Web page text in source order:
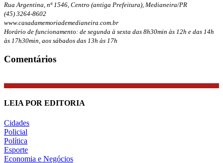
Rua Argentina, nº 1546, Centro (antiga Prefeitura), Medianeira/PR
(45) 3264-8602
www.casadamemoriademedianeira.com.br
Horário de funcionamento: de segunda à sexta das 8h30min às 12h e das 14h
às 17h30min, aos sábados das 13h às 17h
Comentários
LEIA POR EDITORIA
Cidades
Policial
Política
Esporte
Economia e Negócios